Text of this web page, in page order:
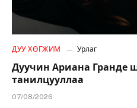
ДУУ ХӨГЖИМ Урлаг
Дуучин Ариана Гранде
танилцууллаа
07/08/2026